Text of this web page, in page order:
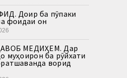
Доир ба пӯпаки
фоидаи он
МЕДИҲЕМ. Дар
муҳоҷирон ба рӯйхати
ворид